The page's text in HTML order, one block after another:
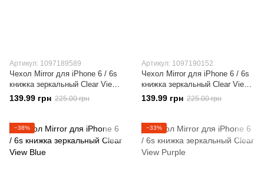
Артикул: 1097189589
Чехол Mirror для iPhone 6 / 6s
книжка зеркальный Clear View
Black
139.99 грн 225.00 грн
Артикул: 1097190152
Чехол Mirror для iPhone 6 / 6s
книжка зеркальный Clear View
Rose
139.99 грн 225.00 грн
−38% −33%